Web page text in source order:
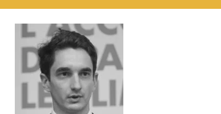
Bibliothèque des territoires
Équipe